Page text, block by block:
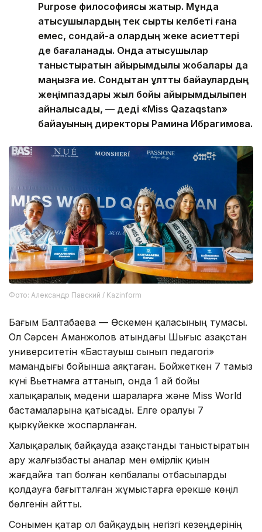
Purpose философиясы жатыр. Мұнда
қатысушылардың тек сыртқы келбеті ғана
емес, сондай-ақ олардың жеке қасиеттері
де бағаланады. Онда қатысушылар
таныстыратын қайырымдылық жобалары да
маңызға ие. Сондықтан ұлттық байқаулардың
жеңімпаздары жыл бойы қайырымдылықпен
айналысады, — деді «Miss Qazaqstan»
байқауының директоры Рамина Ибрагимова.
Фото: Александр Павский / Kazinform
Бағым Балтабаева — Өскемен қаласының тумасы.
Ол Сәрсен Аманжолов атындағы Шығыс Қазақстан
университетін «Бастауыш сынып педагогі»
мамандығы бойынша аяқтаған. Бойжеткен 7 тамыз
күні Вьетнамға аттанып, онда 1 ай бойы
халықаралық мәдени шараларға және Miss World
бастамаларына қатысады. Елге оралуы 7
қыркүйекке жоспарланған.
Халықаралық байқауда Қазақстанды таныстыратын
ару жалғызбасты аналар мен өмірлік қиын
жағдайға тап болған көпбалалы отбасыларды
қолдауға бағытталған жұмыстарға ерекше көңіл
бөлгенін айтты.
Сонымен қатар ол байқаудың негізгі кезеңдерінің